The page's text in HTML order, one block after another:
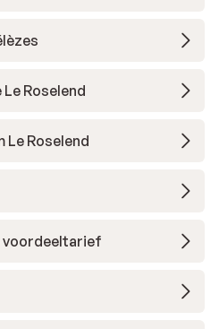
Le Roselend
Le Roselend
voordeeltarief